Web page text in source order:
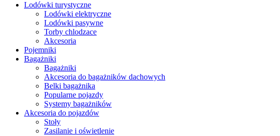
Lodówki turystyczne
Lodówki elektryczne
Lodówki pasywne
Torby chlodzace
Akcesoria
Pojemniki
Bagażniki
Bagażniki
Akcesoria do bagażników dachowych
Belki bagażnika
Popularne pojazdy
Systemy bagażników
Akcesoria do pojazdów
Stoły
Zasilanie i oświetlenie